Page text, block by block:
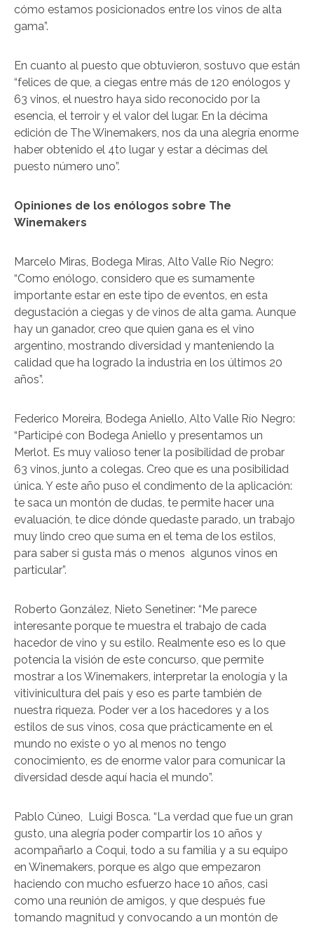
cómo estamos posicionados entre los vinos de alta
gama”.
En cuanto al puesto que obtuvieron, sostuvo que están
“felices de que, a ciegas entre más de 120 enólogos y
63 vinos, el nuestro haya sido reconocido por la
esencia, el terroir y el valor del lugar. En la décima
edición de The Winemakers, nos da una alegría enorme
haber obtenido el 4to lugar y estar a décimas del
puesto número uno”.
Opiniones de los enólogos sobre The
Winemakers
Marcelo Miras, Bodega Miras, Alto Valle Río Negro:
“Como enólogo, considero que es sumamente
importante estar en este tipo de eventos, en esta
degustación a ciegas y de vinos de alta gama. Aunque
hay un ganador, creo que quien gana es el vino
argentino, mostrando diversidad y manteniendo la
calidad que ha logrado la industria en los últimos 20
años”.
Federico Moreira, Bodega Aniello, Alto Valle Río Negro:
“Participé con Bodega Aniello y presentamos un
Merlot. Es muy valioso tener la posibilidad de probar
63 vinos, junto a colegas. Creo que es una posibilidad
única. Y este año puso el condimento de la aplicación:
te saca un montón de dudas, te permite hacer una
evaluación, te dice dónde quedaste parado, un trabajo
muy lindo creo que suma en el tema de los estilos,
para saber si gusta más o menos algunos vinos en
particular”.
Roberto González, Nieto Senetiner: “Me parece
interesante porque te muestra el trabajo de cada
hacedor de vino y su estilo. Realmente eso es lo que
potencia la visión de este concurso, que permite
mostrar a los Winemakers, interpretar la enología y la
vitivinicultura del país y eso es parte también de
nuestra riqueza. Poder ver a los hacedores y a los
estilos de sus vinos, cosa que prácticamente en el
mundo no existe o yo al menos no tengo
conocimiento, es de enorme valor para comunicar la
diversidad desde aquí hacia el mundo”.
Pablo Cúneo, Luigi Bosca. “La verdad que fue un gran
gusto, una alegría poder compartir los 10 años y
acompañarlo a Coqui, todo a su familia y a su equipo
en Winemakers, porque es algo que empezaron
haciendo con mucho esfuerzo hace 10 años, casi
como una reunión de amigos, y que después fue
tomando magnitud y convocando a un montón de